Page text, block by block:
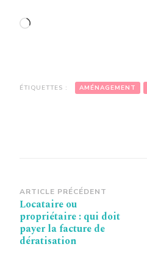
Chargement…
ÉTIQUETTES : AMÉNAGEMENT
Navigation
d’article
ARTICLE PRÉCÉDENT
Locataire ou
propriétaire : qui doit
payer la facture de
dératisation